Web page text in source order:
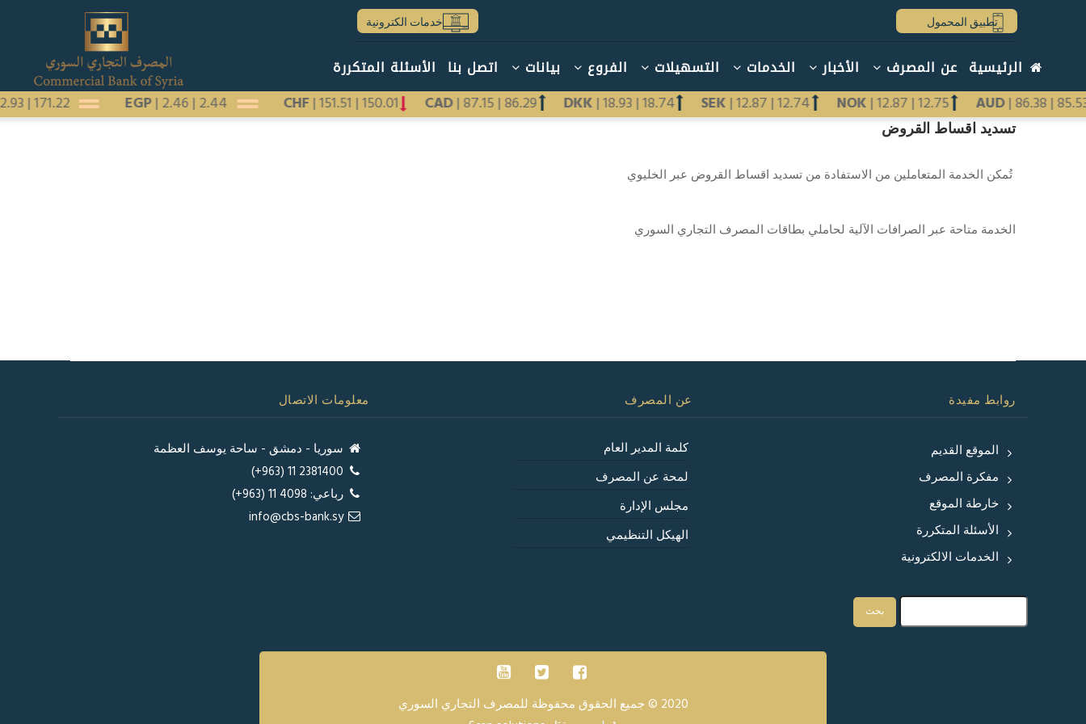
خدمات الكترونية تطبيق المحمول
Main
navigation
arabic
الرئيسية عن المصرف الأخبار الخدمات التسهيلات الفروع بيانات اتصل بنا الأسئلة المتكررة
AUD|86.38|
NOK|12.87|12.75
SEK|12.87|12.74
DKK|18.93|18.74
CAD|87.15|86.29
CHF|151.51|150.01
EGP|2.46|2.44
|171.22
تسديد اقساط القروض
تُمكن الخدمة المتعاملين من الاستفادة من تسديد اقساط القروض عبر الخليوي
الخدمة متاحة عبر الصرافات الآلية لحاملي بطاقات المصرف التجاري السوري
معلومات الاتصال
سوريا - دمشق - ساحة يوسف العظمة
رباعي: 4098 11 (963+)
info@cbs-bank.sy
عن المصرف
كلمة المدير العام
لمحة عن المصرف
مجلس الإدارة
الهيكل التنظيمي
روابط مفيدة
الموقع القديم
مفكرة المصرف
خارطة الموقع
الأسئلة المتكررة
الخدمات الالكترونية
2020 © جميع الحقوق محفوظة للمصرف التجاري السوري